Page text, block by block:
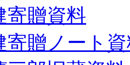
寄贈資料
寄贈ノート